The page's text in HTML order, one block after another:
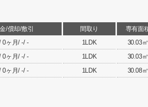
/償却/敷引 間取り
専有面
0ヶ月/ -/ - 1LDK
30.03㎡
0ヶ月/ -/ - 1LDK
30.03㎡
0ヶ月/ -/ - 1LDK 30.08㎡